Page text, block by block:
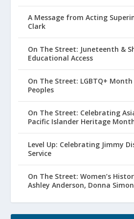
A Message from Acting
Clark
On The Street: Juneteenth &
Educational Access
On The Street: LGBTQ+
Peoples
On The Street: Celebrating
Pacific Islander Heritage
Level Up: Celebrating Jimmy
Service
On The Street: Women’s
Ashley Anderson, Donna